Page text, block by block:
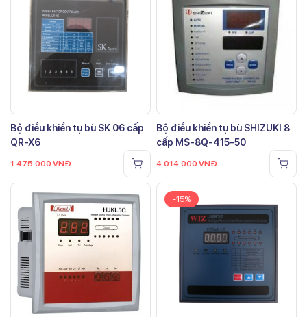
Bộ điều khiển tụ bù SK 06 cấp
QR-X6
1.475.000 VNĐ
Bộ điều khiển tụ bù SHIZUKI 8
cấp MS-8Q-415-50
4.014.000 VNĐ
-15%